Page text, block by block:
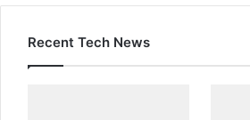
Recent Tech News